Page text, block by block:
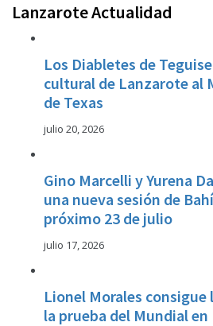
Lanzarote Actualidad
Los Diabletes de
cultural de Lanzarote al
de Texas
julio 20, 2026
Gino Marcelli y Yurena
una nueva sesión de
próximo 23 de julio
julio 17, 2026
Lionel Morales consigue
la prueba del Mundial